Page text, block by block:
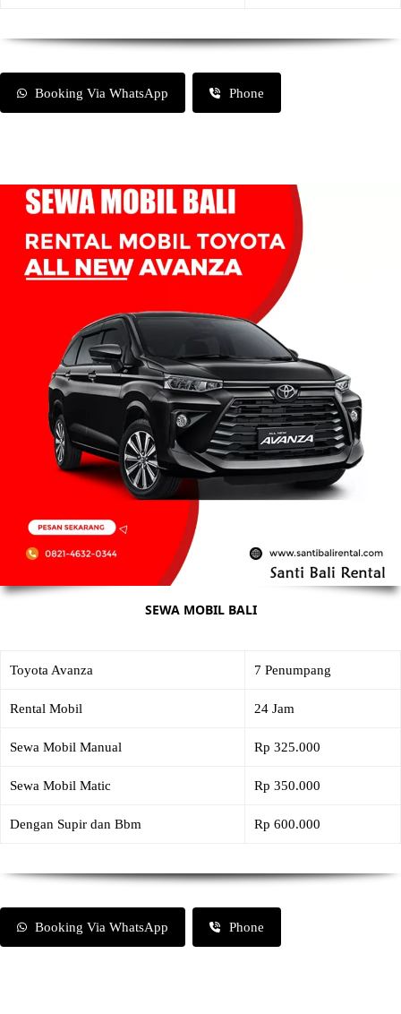
Booking Via WhatsApp Phone
SEWA MOBIL BALI
Toyota Avanza 7 Penumpang
Rental Mobil 24 Jam
Sewa Mobil Manual Rp 325.000
Sewa Mobil Matic Rp 350.000
Dengan Supir dan Bbm Rp 600.000
Booking Via WhatsApp Phone